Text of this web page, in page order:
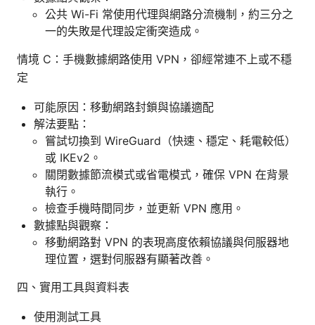
公共 Wi-Fi 常使用代理與網路分流機制，約三分之
一的失敗是代理設定衝突造成。
情境 C：手機數據網路使用 VPN，卻經常連不上或不穩
定
可能原因：移動網路封鎖與協議適配
解法要點：
嘗試切換到 WireGuard（快速、穩定、耗電較低）
或 IKEv2。
關閉數據節流模式或省電模式，確保 VPN 在背景
執行。
檢查手機時間同步，並更新 VPN 應用。
數據點與觀察：
移動網路對 VPN 的表現高度依賴協議與伺服器地
理位置，選對伺服器有顯著改善。
四、實用工具與資料表
使用測試工具